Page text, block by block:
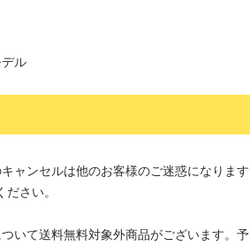
ル
ャンセルは他のお客様のご迷惑になります
さい。
いて送料無料対象外商品がございます。予